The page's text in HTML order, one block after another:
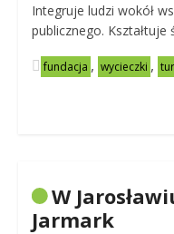
Integruje ludzi wokół
publicznego.
fundacja , wycieczki ,
W
Jarmark